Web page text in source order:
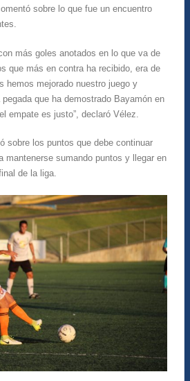
sobre lo que fue un encuentro
más goles anotados en lo que va de
que más en contra ha recibido, era de
hemos mejorado nuestro juego y
que ha demostrado Bayamón en
empate es justo”, declaró Vélez.
sobre los puntos que debe continuar
mantenerse sumando puntos y llegar en
de la liga.